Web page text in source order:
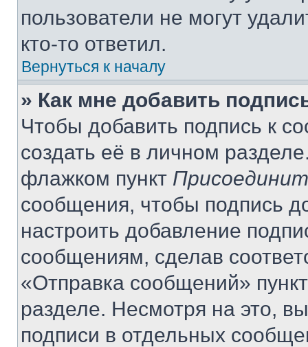
пользователи не могут
кто-то ответил.
Вернуться к началу
» Как мне добавить
Чтобы добавить подпись к
создать её в личном
флажком пункт
сообщения, чтобы подпись
настроить добавление
сообщениям, сделав
«Отправка сообщений»
разделе. Несмотря на это,
подписи в отдельных